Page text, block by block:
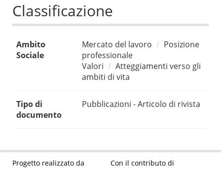
Classificazione
Ambito
Sociale
Mercato del lavoro
Posizione
professionale
Valori
Atteggiamenti verso gli
ambiti di vita
Tipo di
documento
Pubblicazioni - Articolo di rivista
Progetto realizzato da Con il contributo di